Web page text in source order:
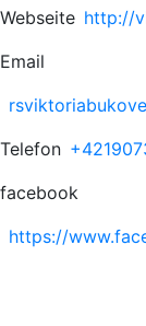
Webseite http://
Email
Telefon
facebook
https://